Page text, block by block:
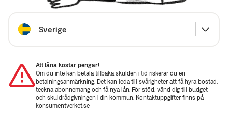
Sverige
Att låna kostar pengar!
Om du inte kan betala tillbaka skulden i tid riskerar du en
betalningsanmärkning. Det kan leda till svårigheter att få hyra bostad,
teckna abonnemang och få nya lån. För stöd, vänd dig till budget-
och skuldrådgivningen i din kommun. Kontaktuppgifter finns på
konsumentverket.se